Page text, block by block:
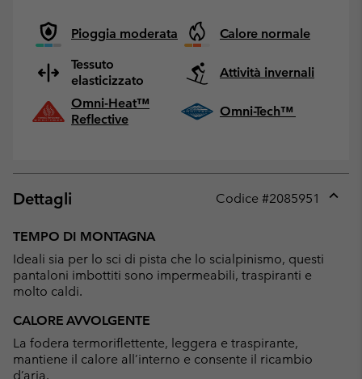
Pioggia moderata
Calore normale
Tessuto
elasticizzato
Attività invernali
Omni-Heat™
Reflective
Omni-Tech™
Dettagli Codice #2085951
TEMPO DI MONTAGNA
Ideali sia per lo sci di pista che lo scialpinismo, questi
pantaloni imbottiti sono impermeabili, traspiranti e
molto caldi.
CALORE AVVOLGENTE
La fodera termoriflettente, leggera e traspirante,
mantiene il calore all’interno e consente il ricambio
d’aria.